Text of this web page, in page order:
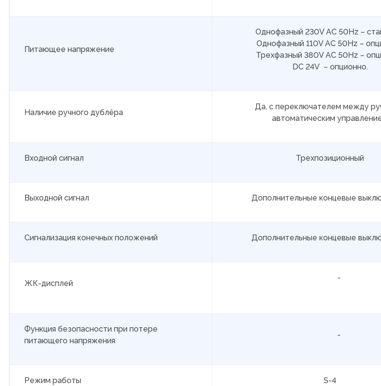
Питающее напряжение
Однофазный 230V AC 50Hz –
Однофазный 110V AC 50Hz –
Трехфазный 380V AC 50Hz –
DC 24V – опционно.
Наличие ручного дублёра
Да, с переключателем между
автоматическим
Входной сигнал Трехпозиционный
Выходной сигнал Дополнительные концевые
Сигнализация конечных положений Дополнительные концевые
ЖК-дисплей
-
Функция безопасности при потере
питающего напряжения
-
Режим работы S-4